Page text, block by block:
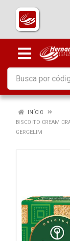
INÍCIO
BISCOITO CREAM
GERGELIM